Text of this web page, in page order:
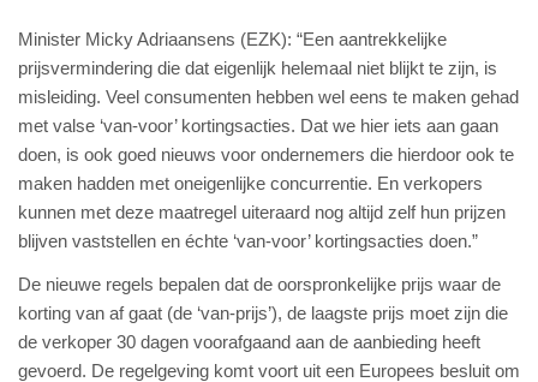
Minister Micky Adriaansens (EZK): “Een aantrekkelijke
prijsvermindering die dat eigenlijk helemaal niet blijkt te zijn, is
misleiding. Veel consumenten hebben wel eens te maken gehad
met valse ‘van-voor’ kortingsacties. Dat we hier iets aan gaan
doen, is ook goed nieuws voor ondernemers die hierdoor ook te
maken hadden met oneigenlijke concurrentie. En verkopers
kunnen met deze maatregel uiteraard nog altijd zelf hun prijzen
blijven vaststellen en échte ‘van-voor’ kortingsacties doen.”
De nieuwe regels bepalen dat de oorspronkelijke prijs waar de
korting van af gaat (de ‘van-prijs’), de laagste prijs moet zijn die
de verkoper 30 dagen voorafgaand aan de aanbieding heeft
gevoerd. De regelgeving komt voort uit een Europees besluit om